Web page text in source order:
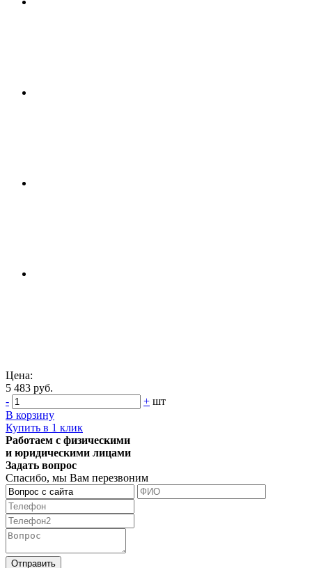
Цена:
5 483 руб.
-
+ шт
В корзину
Купить в 1 клик
Работаем с физическими
и юридическими лицами
Задать вопрос
Спасибо, мы Вам перезвоним